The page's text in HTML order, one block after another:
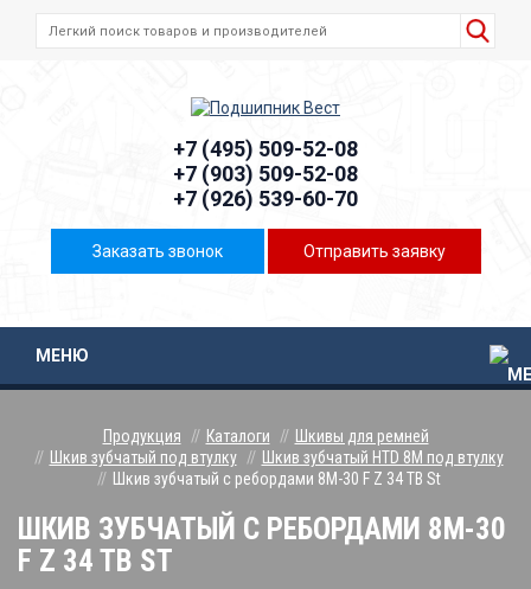
+7 (495) 509-52-08
+7 (903) 509-52-08
+7 (926) 539-60-70
Заказать звонок Отправить заявку
МЕНЮ
Продукция Каталоги
Шкивы для ремней
Шкив зубчатый под втулку
Шкив зубчатый HTD 8M под втулку
Шкив зубчатый с ребордами 8M-30 F Z 34 TB St
ШКИВ ЗУБЧАТЫЙ С РЕБОРДАМИ 8M-30
F Z 34 TB ST